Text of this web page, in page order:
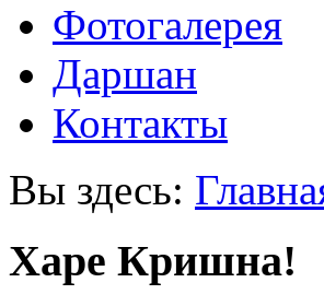
Фотогалерея
Даршан
Контакты
Вы здесь:
Харе Кришна!